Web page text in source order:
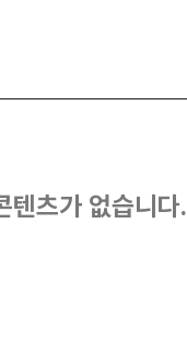
텐츠가 없습니다.